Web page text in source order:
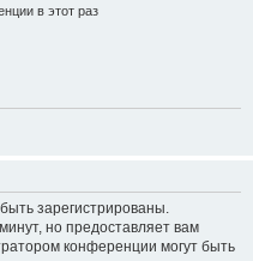
в этот раз
зарегистрированы.
но предоставляет вам
конференции могут быть